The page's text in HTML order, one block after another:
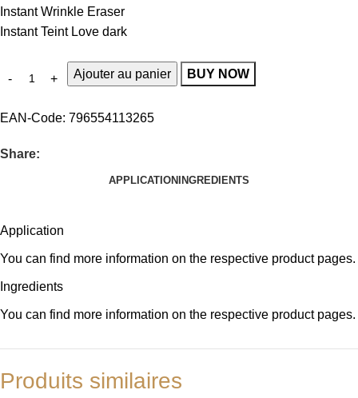
Instant Wrinkle Eraser
Instant Teint Love dark
Ajouter au panier BUY NOW
EAN-Code: 796554113265
Share:
APPLICATIONINGREDIENTS
Application
You can find more information on the respective product pages.
Ingredients
You can find more information on the respective product pages.
Produits similaires